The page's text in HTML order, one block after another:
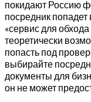
покидают Россию
посредник
«сервис для
теоретически
попасть под
выбирайте
документы для
он не может